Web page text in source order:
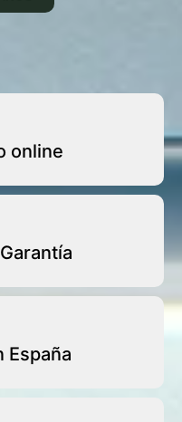
online
España